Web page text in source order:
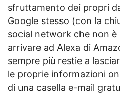
sfruttamento dei propri
Google stesso (con la
social network che non
arrivare ad Alexa di
sempre più restie a
le proprie informazioni
di una casella e-mail